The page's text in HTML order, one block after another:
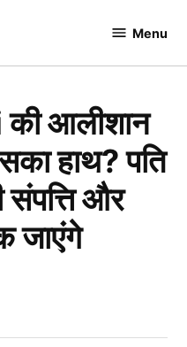
Menu
आलीशान
हाथ? पति
संपत्ति और
जाएंगे